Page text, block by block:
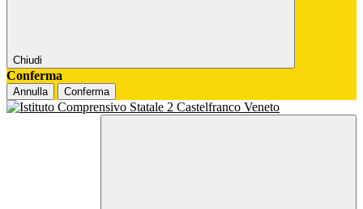
Chiudi
Conferma
Annulla Conferma